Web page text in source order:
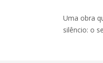
Uma obra
silêncio: o